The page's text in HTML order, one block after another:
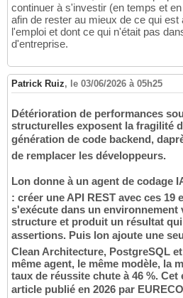
continuer à s'investir (en temps et
afin de rester au mieux de ce qui est
l'emploi et dont ce qui n'était pas
d'entreprise.
Patrick Ruiz, le 03/06/2026 à 05h25
Détérioration de performances
structurelles exposent la fragilité
génération de code backend,
de remplacer les développeurs.
Lon donne à un agent de codage
: créer une API REST avec ces 19
s'exécute dans un
structure et produit un résultat
assertions. Puis lon ajoute une
Clean Architecture, PostgreSQL
même agent, le même modèle, la
taux de réussite chute à 46 %. Cet
article publié en 2026 par